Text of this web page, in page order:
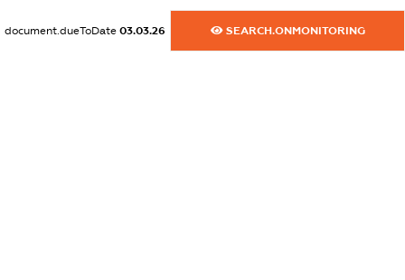
dossier.commercial_info.activity
XXXXXXXXXX
document.dueToDate 03.03.26 SEARCH.ONMONITORING